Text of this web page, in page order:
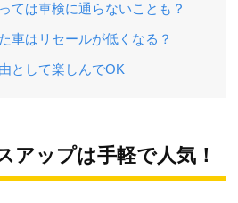
ては車検に通らないことも？
車はリセールが低くなる？
として楽しんでOK
アップは手軽で人気！